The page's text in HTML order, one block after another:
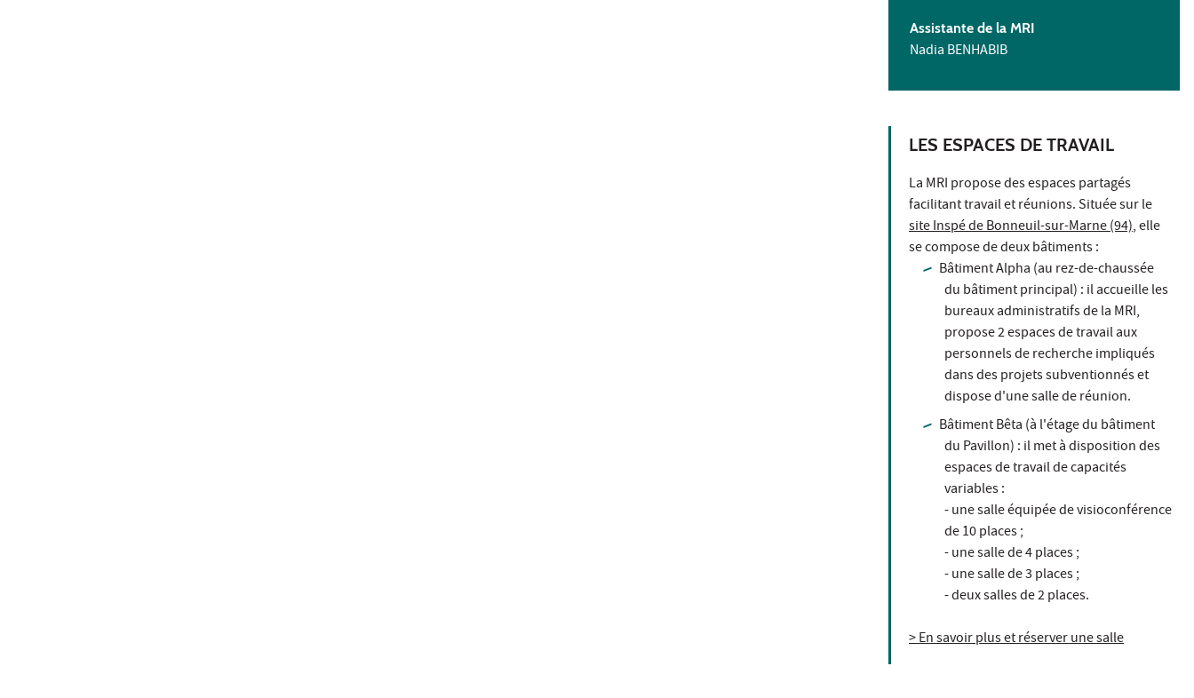
Assistante de la MRI
Nadia BENHABIB
LES ESPACES DE TRAVAIL
La MRI propose des espaces partagés
facilitant travail et réunions. Située sur le
site Inspé de Bonneuil-sur-Marne (94), elle
se compose de deux bâtiments :
Bâtiment Alpha (au rez-de-chaussée
du bâtiment principal) : il accueille les
bureaux administratifs de la MRI,
propose 2 espaces de travail aux
personnels de recherche impliqués
dans des projets subventionnés et
dispose d'une salle de réunion.
Bâtiment Bêta (à l'étage du bâtiment
du Pavillon) : il met à disposition des
espaces de travail de capacités
variables :
- une salle équipée de visioconférence
de 10 places ;
- une salle de 4 places ;
- une salle de 3 places ;
- deux salles de 2 places.
> En savoir plus et réserver une salle